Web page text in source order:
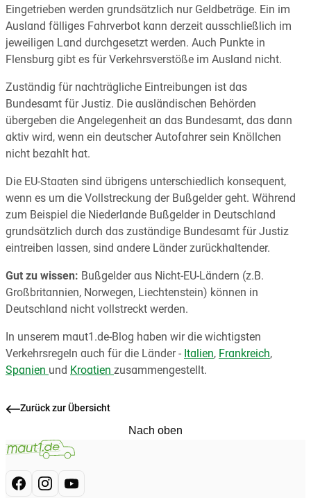
Eingetrieben werden grundsätzlich nur Geldbeträge. Ein im
Ausland fälliges Fahrverbot kann derzeit ausschließlich im
jeweiligen Land durchgesetzt werden. Auch Punkte in
Flensburg gibt es für Verkehrsverstöße im Ausland nicht.
Zuständig für nachträgliche Eintreibungen ist das
Bundesamt für Justiz. Die ausländischen Behörden
übergeben die Angelegenheit an das Bundesamt, das dann
aktiv wird, wenn ein deutscher Autofahrer sein Knöllchen
nicht bezahlt hat.
Die EU-Staaten sind übrigens unterschiedlich konsequent,
wenn es um die Vollstreckung der Bußgelder geht. Während
zum Beispiel die Niederlande Bußgelder in Deutschland
grundsätzlich durch das zuständige Bundesamt für Justiz
eintreiben lassen, sind andere Länder zurückhaltender.
Gut zu wissen: Bußgelder aus Nicht-EU-Ländern (z.B.
Großbritannien, Norwegen, Liechtenstein) können in
Deutschland nicht vollstreckt werden.
In unserem maut1.de-Blog haben wir die wichtigsten
Verkehrsregeln auch für die Länder - Italien, Frankreich,
Spanien und Kroatien zusammengestellt.
Zurück zur Übersicht
Nach oben